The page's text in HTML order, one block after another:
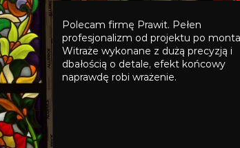
Polecam firmę Prawit. Pełen
profesjonalizm od projektu po
Witraże wykonane z dużą precyzją i
dbałością o detale, efekt końcowy
naprawdę robi wrażenie.